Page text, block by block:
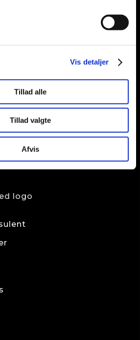
Vis detaljer
Tillad alle
Tillad valgte
Afvis
logo